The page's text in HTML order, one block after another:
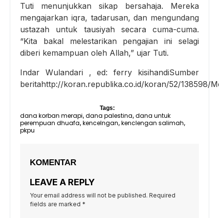
Tuti menunjukkan sikap bersahaja. Mereka
mengajarkan iqra, tadarusan, dan mengundang
ustazah untuk tausiyah secara cuma-cuma.
“Kita bakal melestarikan pengajian ini selagi
diberi kemampuan oleh Allah,” ujar Tuti.
Indar Wulandari , ed: ferry kisihandiSumber
beritahttp://koran.republika.co.id/koran/52/138598/
Tags:
dana korban merapi, dana palestina, dana untuk
perempuan dhuafa, kencelngan, kenclengan salimah,
pkpu
KOMENTAR
LEAVE A REPLY
Your email address will not be published. Required
fields are marked *